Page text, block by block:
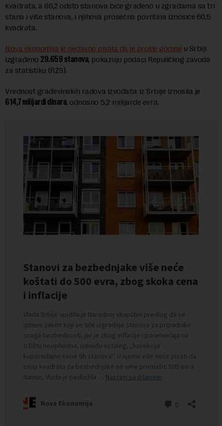
kvadrata, a 86,2 odsto stanova biće građeno u zgradama sa tri
stana i više stanova, i njihova prosečna površina iznosiće 60,5
kvadrata.
Nova ekonomija je nedavno pisala da je prošle godine u Srbiji
izgrađeno 29.659 stanova, pokazuju podaci Repuličkog zavoda
za statistiku (RZS).
Vrednost građevinskih radova izvođača iz Srbije iznosila je
614,7 milijardi dinara, odnosno 5,2 milijarde evra.